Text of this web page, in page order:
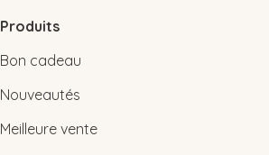
Produits
Bon cadeau
Nouveautés
Meilleure vente